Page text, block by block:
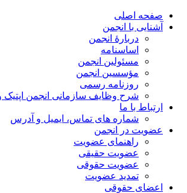
صفحه اصلی
آشنایی با انجمن
دربارۀ انجمن
اساسنامه
مسئولین انجمن
مؤسسین انجمن
روزنامه رسمی
شرح وظایف سازمانی انجمن اپتیک و
ارتباط با ما
شماره های تماس، ایمیل و آدرس
عضویت در انجمن
راهنمای عضویت
عضویت حقیقی
عضویت حقوقی
تمدید عضویت
اعضای حقوقی